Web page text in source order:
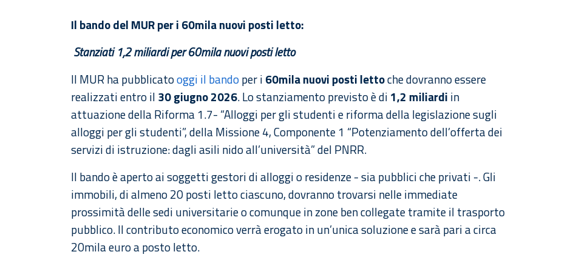
Il bando del MUR per i 60mila nuovi posti letto:
Stanziati 1,2 miliardi per 60mila nuovi posti letto
Il MUR ha pubblicatooggi il bandoper i 60mila nuovi posti lettoche dovranno essere
realizzati entro il 30 giugno 2026. Lo stanziamento previsto è di 1,2 miliardi in
attuazione della Riforma 1.7- “Alloggi per gli studenti e riforma della legislazione sugli
alloggi per gli studenti”, della Missione 4, Componente 1 “Potenziamento dell’offerta dei
servizi di istruzione: dagli asili nido all’università” del PNRR.
Il bando è aperto ai soggetti gestori di alloggi o residenze - sia pubblici che privati -. Gli
immobili, di almeno 20 posti letto ciascuno, dovranno trovarsi nelle immediate
prossimità delle sedi universitarie o comunque in zone ben collegate tramite il trasporto
pubblico. Il contributo economico verrà erogato in un’unica soluzione e sarà pari a circa
20mila euro a posto letto.